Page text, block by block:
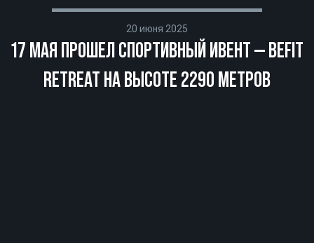
20 июня 2025
17 МАЯ ПРОШЕЛ СПОРТИВНЫЙ ИВЕНТ — BEFIT
RETREAT НА ВЫСОТЕ 2290 МЕТРОВ